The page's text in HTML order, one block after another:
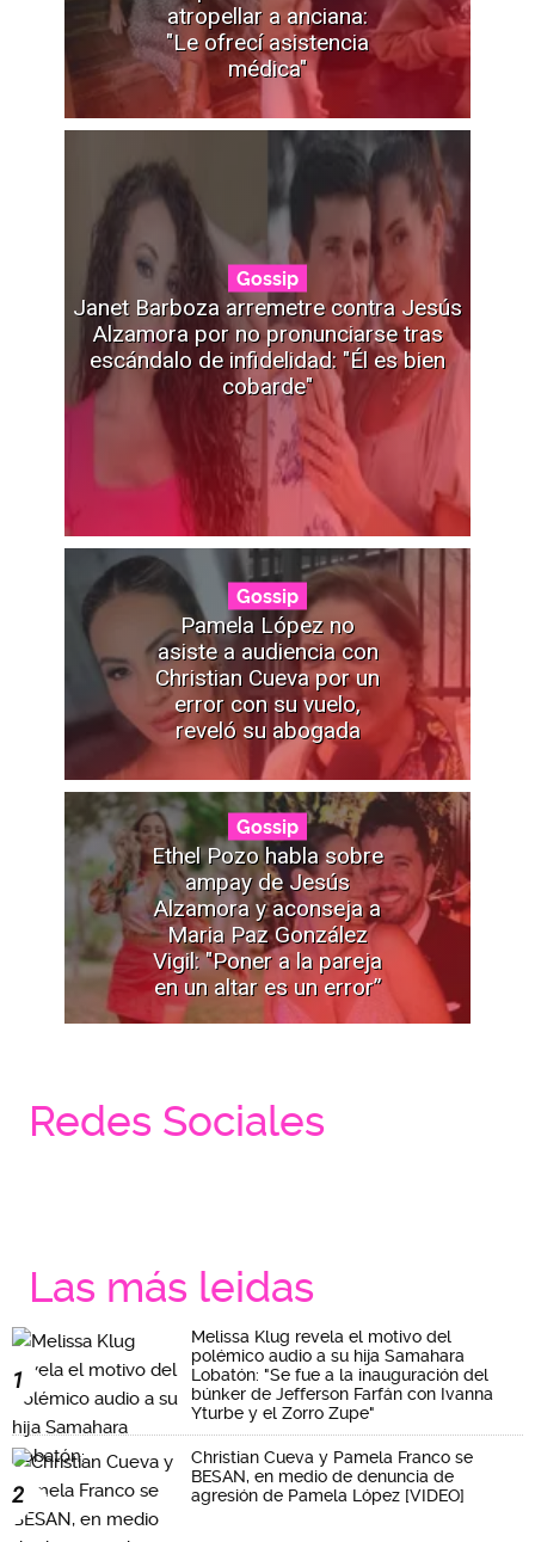
atropellar a anciana:
"Le ofrecí asistencia
médica"
Gossip
Janet Barboza arremetre contra Jesús
Alzamora por no pronunciarse tras
escándalo de infidelidad: "Él es bien
cobarde"
Gossip
Pamela López no
asiste a audiencia con
Christian Cueva por un
error con su vuelo,
reveló su abogada
Gossip
Ethel Pozo habla sobre
ampay de Jesús
Alzamora y aconseja a
Maria Paz González
Vigil: "Poner a la pareja
en un altar es un error”
Redes Sociales
Las más leidas
1
Melissa Klug revela el motivo del
polémico audio a su hija Samahara
Lobatón: "Se fue a la inauguración del
búnker de Jefferson Farfán con Ivanna
Yturbe y el Zorro Zupe"
2
Christian Cueva y Pamela Franco se
BESAN, en medio de denuncia de
agresión de Pamela López [VIDEO]